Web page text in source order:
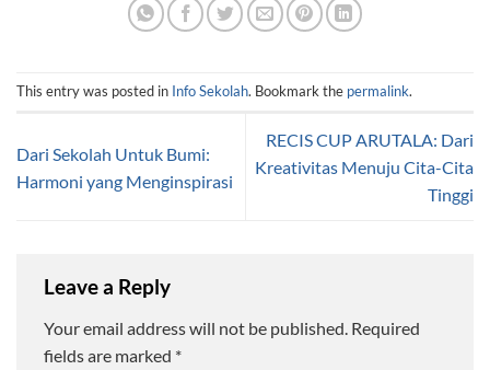
This entry was posted in Info Sekolah. Bookmark the permalink.
Dari Sekolah Untuk Bumi:
Harmoni yang Menginspirasi
RECIS CUP ARUTALA: Dari
Kreativitas Menuju Cita-Cita
Tinggi
Leave a Reply
Your email address will not be published. Required
fields are marked *